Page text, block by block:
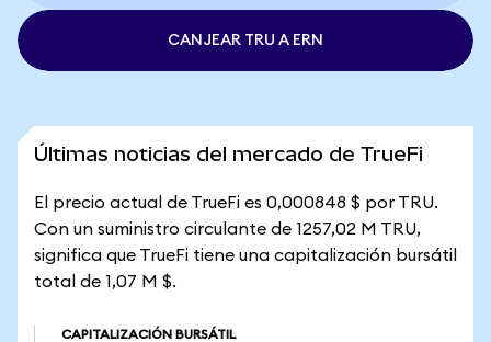
CANJEAR TRU A ERN
Últimas noticias del mercado de TrueFi
El precio actual de TrueFi es 0,000848 $ por TRU.
Con un suministro circulante de 1257,02 M TRU,
significa que TrueFi tiene una capitalización bursátil
total de 1,07 M $.
CAPITALIZACIÓN BURSÁTIL